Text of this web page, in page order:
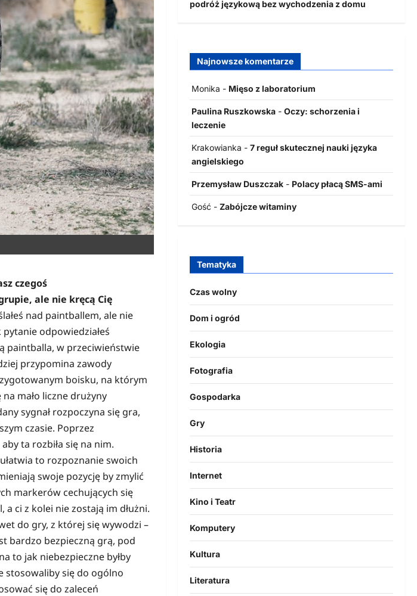
czegoś
ale nie kręcą Cię
nad paintballem, ale nie
odpowiedziałeś
paintballa, w przeciwieństwie
przypomina zawody
boisku, na którym
mało liczne drużyny
sygnał rozpoczyna się gra,
czasie. Poprzez
ta rozbiła się na nim.
to rozpoznanie swoich
swoje pozycję by zmylić
markerów cechujących się
ci z kolei nie zostają im dłużni.
do gry, z której się wywodzi –
bardzo bezpieczną grą, pod
to jak niebezpieczne byłby
stosowaliby się do ogólno
się do zaleceń
podróż językową bez wychodzenia z domu
Najnowsze komentarze
Monika - Mięso z laboratorium
Paulina Ruszkowska- Oczy: schorzenia i
leczenie
Krakowianka - 7 reguł skutecznej nauki języka
angielskiego
Przemysław Duszczak- Polacy płacą SMS-ami
Gość - Zabójcze witaminy
Tematyka
Czas wolny
Dom i ogród
Ekologia
Fotografia
Gospodarka
Gry
Historia
Internet
Kino i Teatr
Komputery
Kultura
Literatura